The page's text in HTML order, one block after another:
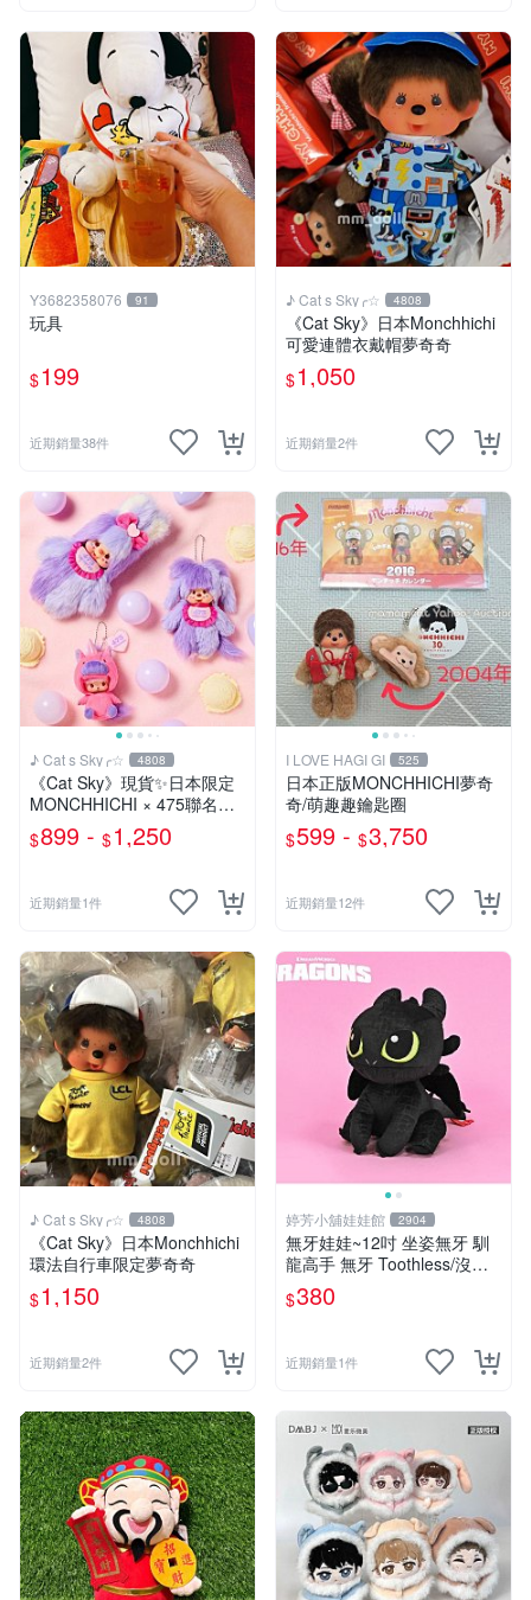
Y3682358076 91
玩具
$199
近期銷量38件
♪ Cat s Sky╭☆ 4808
《Cat Sky》日本Monchhichi
可愛連體衣戴帽夢奇奇
$1,050
近期銷量2件
♪ Cat s Sky╭☆ 4808
《Cat Sky》現貨✨️日本限定
MONCHHICHI × 475聯名款
夢奇奇
$899 - $1,250
近期銷量1件
I LOVE HAGI GI 525
日本正版MONCHHICHI夢奇
奇/萌趣趣鑰匙圈
$599 - $3,750
近期銷量12件
♪ Cat s Sky╭☆ 4808
《Cat Sky》日本Monchhichi
環法自行車限定夢奇奇
$1,150
近期銷量2件
婷芳小舖娃娃館 2904
無牙娃娃~12吋 坐姿無牙 馴
龍高手 無牙 Toothless/沒牙
仔 黑色夜煞公仔-全省配送
$380
近期銷量1件